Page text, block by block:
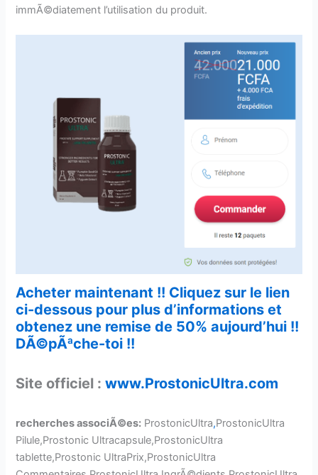
immÃ©diatement l’utilisation du produit.
Acheter maintenant !! Cliquez sur le lien
ci-dessous pour plus d’informations et
obtenez une remise de 50% aujourd’hui !!
DÃ©pÃªche-toi !!
Site officiel :www.ProstonicUltra.com
recherches associÃ©es: ProstonicUltra,ProstonicUltra
Pilule,Prostonic Ultracapsule,ProstonicUltra
tablette,Prostonic UltraPrix,ProstonicUltra